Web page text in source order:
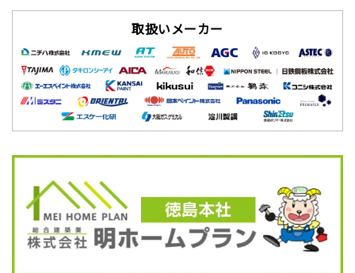
取扱いメーカー